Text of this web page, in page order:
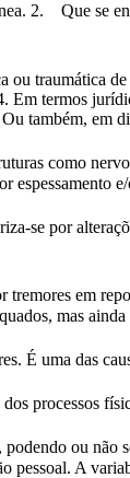
2. Que se
traumática
Em termos
também, em
como
espessamento
se por
tremores em
mas ainda
É uma das
processos
podendo ou não
pessoal. A